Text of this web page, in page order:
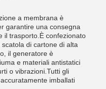
a membrana è
garantire una consegna
il trasporto.È confezionato
di cartone di alta
il generatore è
e materiali antistatici
o vibrazioni.Tutti gli
imballati